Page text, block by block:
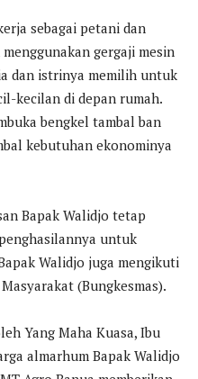
sebagai petani dan
gergaji mesin
dan istrinya memilih untuk
kecilan di depan rumah.
bengkel tambal ban
kebutuhan ekonominya
Bapak Walidjo tetap
untuk
Walidjo juga mengikuti
(Bungkesmas).
Yang Maha Kuasa, Ibu
almarhum Bapak Walidjo